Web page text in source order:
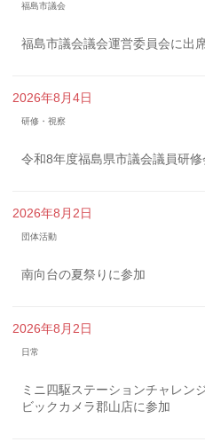
福島市議会
福島市議会議会運営委員会に出
2026年8月4日
研修・視察
令和8年度福島県市議会議員研修
2026年8月2日
団体活動
南向台の夏祭りに参加
2026年8月2日
日常
ミニ四駆ステーションチャレン
ビックカメラ郡山店に参加